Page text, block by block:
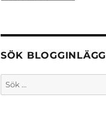
SÖK BLOGGINLÄGG
Sök
efter: